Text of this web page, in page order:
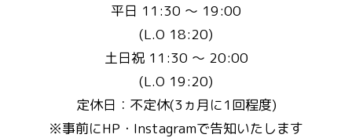
平日 11:30 〜 19:00
(L.O 18:20)
土日祝 11:30 〜 20:00
(L.O 19:20)
定休日：不定休(3ヵ月に1回程度)
※事前にHP・Instagramで告知いたします